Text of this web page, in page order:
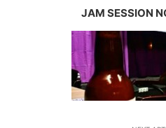
JAM SESSION